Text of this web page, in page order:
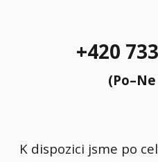
+420
K dispozici jsme po